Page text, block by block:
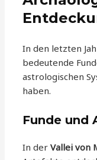
In den letzten
bedeutende
astrologischen
haben.
Funde und
In derVallei von